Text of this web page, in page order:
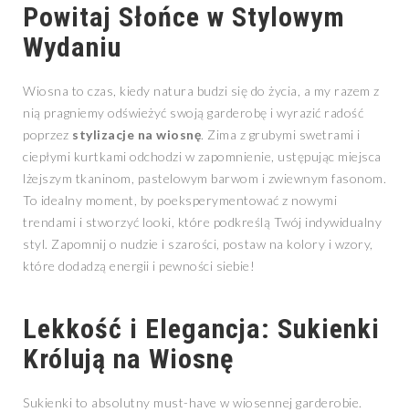
Powitaj Słońce w Stylowym
Wydaniu
Wiosna to czas, kiedy natura budzi się do życia, a my razem z
nią pragniemy odświeżyć swoją garderobę i wyrazić radość
poprzez stylizacje na wiosnę. Zima z grubymi swetrami i
ciepłymi kurtkami odchodzi w zapomnienie, ustępując miejsca
lżejszym tkaninom, pastelowym barwom i zwiewnym fasonom.
To idealny moment, by poeksperymentować z nowymi
trendami i stworzyć looki, które podkreślą Twój indywidualny
styl. Zapomnij o nudzie i szarości, postaw na kolory i wzory,
które dodadzą energii i pewności siebie!
Lekkość i Elegancja: Sukienki
Królują na Wiosnę
Sukienki to absolutny must-have w wiosennej garderobie.